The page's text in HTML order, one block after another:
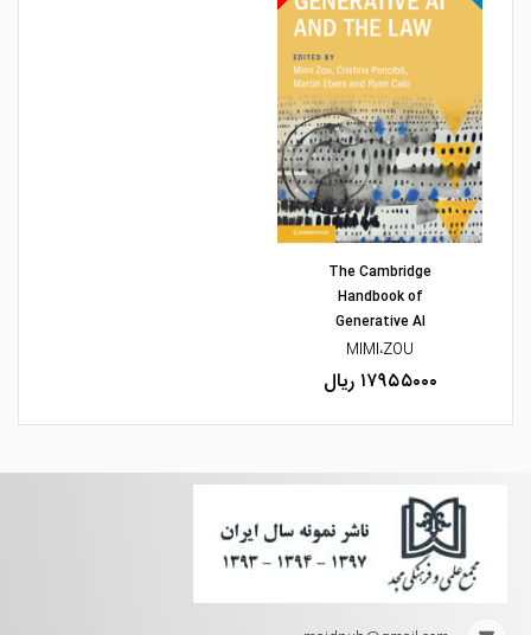
The Cambridge
Handbook of
Generative AI
MIMI،ZOU
۱۷۹۵۵۰۰۰ ریال